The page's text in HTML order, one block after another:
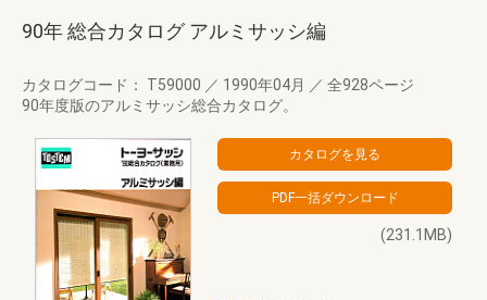
90年 総合カタログ アルミサッシ編
カタログコード： T59000 ／ 1990年04月 ／ 全928ページ
90年度版のアルミサッシ総合カタログ。
(231.1MB)